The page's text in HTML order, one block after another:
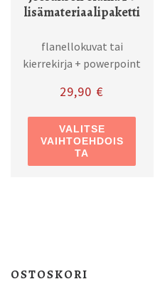
lisämateriaalipaketti
flanellokuvat tai
kierrekirja + powerpoint
29,90€
VALITSE
VAIHTOEHDOIS
TA
OSTOSKORI